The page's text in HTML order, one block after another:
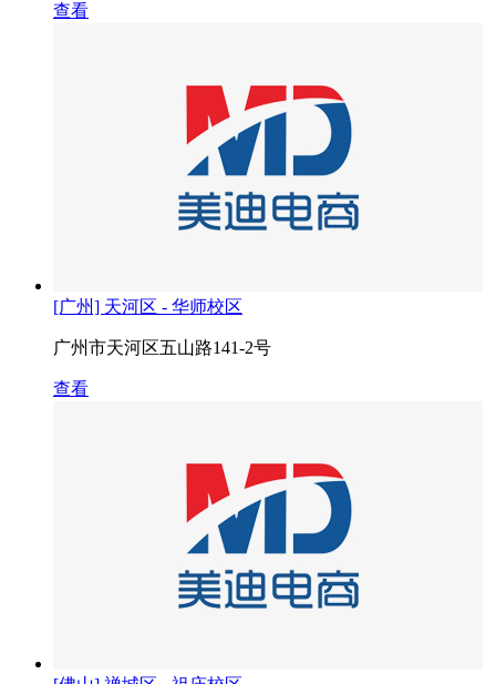
查看
[广州] 天河区 - 华师校区
广州市天河区五山路141-2号
查看